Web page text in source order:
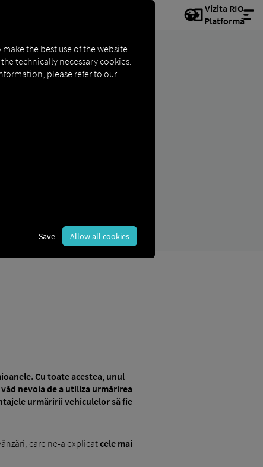
Vizita RIO
Platformă
Cu toate acestea, unul
nevoia de a utiliza urmărirea
urmăririi vehiculelor să fie
care ne-a explicatcele mai
the best use of the website
technically necessary cookies.
please refer to our
Save Allow all cookies